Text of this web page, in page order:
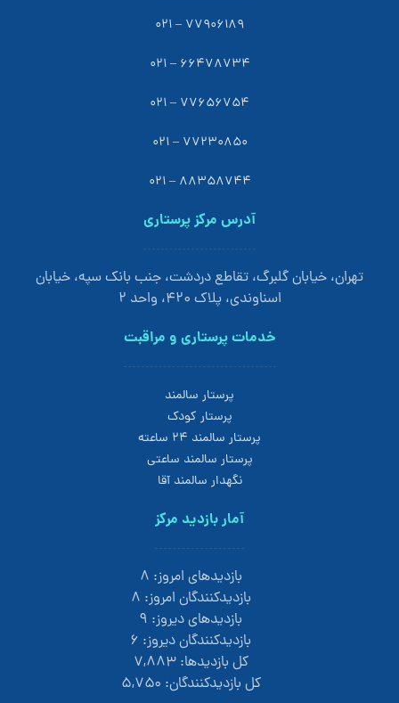
77906189 – 021
66478734 – 021
77656754 – 021
77230850 – 021
88358744 – 021
آدرس مرکز پرستاری
تهران، خیابان گلبرگ، تقاطع دردشت، جنب بانک سپه، خیابان
اسناوندی، پلاک 420، واحد 2
خدمات پرستاری و مراقبت
پرستار سالمند
پرستار کودک
پرستار سالمند 24 ساعته
پرستار سالمند ساعتی
نگهدار سالمند آقا
آمار بازدید مرکز
بازدیدهای امروز: ۸
بازدیدکنندگان امروز: ۸
بازدیدهای دیروز: ۹
بازدیدکنندگان دیروز: ۶
کل بازدیدها:۷,۸۸۳
کل بازدیدکنند‌گان: ۵,۷۵۰